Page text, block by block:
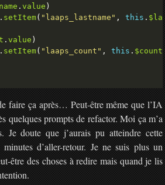
. value
. setItem( "laaps_lastname" , this .
. value
. setItem( "laaps_count" , this . $count
faire ça après… Peut-être même que l’IA
quelques prompts de refactor. Moi ça m’a
Je doute que j’aurais pu atteindre cette
d’aller-retour. Je ne suis plus un
être des choses à redire mais quand je lis